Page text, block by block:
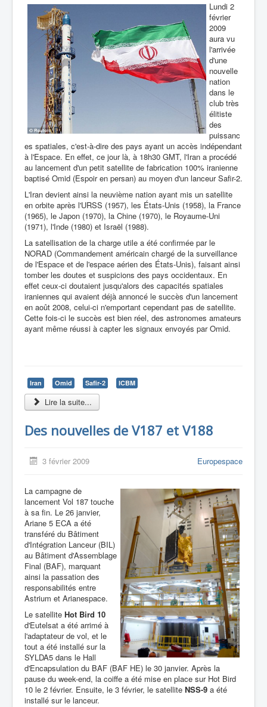
Lundi 2
février
2009
aura vu
l'arrivée
d'une
nouvelle
nation
dans le
club très
élitiste
des
puissanc
es spatiales, c'est-à-dire des pays ayant un accès indépendant
à l'Espace. En effet, ce jour là, à 18h30 GMT, l'Iran a procédé
au lancement d'un petit satellite de fabrication 100% iranienne
baptisé Omid (Espoir en persan) au moyen d'un lanceur Safir-2.
L'Iran devient ainsi la neuvième nation ayant mis un satellite
en orbite après l'URSS (1957), les États-Unis (1958), la France
(1965), le Japon (1970), la Chine (1970), le Royaume-Uni
(1971), l'Inde (1980) et Israël (1988).
La satellisation de la charge utile a été confirmée par le
NORAD (Commandement américain chargé de la surveillance
de l'Espace et de l'espace aérien des États-Unis), faisant ainsi
tomber les doutes et suspicions des pays occidentaux. En
effet ceux-ci doutaient jusqu'alors des capacités spatiales
iraniennes qui avaient déjà annoncé le succès d'un lancement
en août 2008, celui-ci n'emportant cependant pas de satellite.
Cette fois-ci le succès est bien réel, des astronomes amateurs
ayant même réussi à capter les signaux envoyés par Omid.
Iran Omid Safir-2 ICBM
Lire la suite...
Des nouvelles de V187 et V188
3 février 2009 Europespace
La campagne de
lancement Vol 187 touche
à sa fin. Le 26 janvier,
Ariane 5 ECA a été
transféré du Bâtiment
d'Intégration Lanceur (BIL)
au Bâtiment d'Assemblage
Final (BAF), marquant
ainsi la passation des
responsabilités entre
Astrium et Arianespace.
Le satellite Hot Bird 10
d'Eutelsat a été arrimé à
l'adaptateur de vol, et le
tout a été installé sur la
SYLDA5 dans le Hall
d'Encapsulation du BAF (BAF HE) le 30 janvier. Après la
pause du week-end, la coiffe a été mise en place sur Hot Bird
10 le 2 février. Ensuite, le 3 février, le satellite NSS-9 a été
installé sur le lanceur.